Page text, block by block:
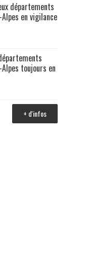
départements
en vigilance
toujours en
+ d'infos